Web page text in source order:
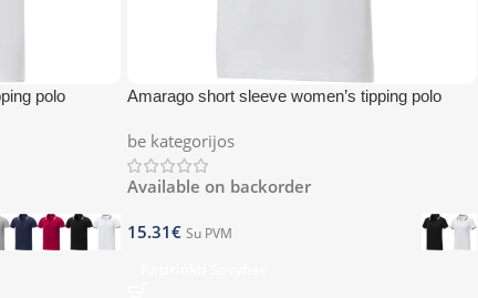
polo Amarago short sleeve women’s tipping polo
be kategorijos
Available on backorder
15.31€ Su PVM